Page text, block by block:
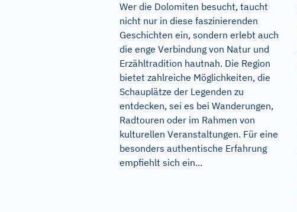
Wer die Dolomiten besucht, taucht
nicht nur in diese faszinierenden
Geschichten ein, sondern erlebt auch
die enge Verbindung von Natur und
Erzähltradition hautnah. Die Region
bietet zahlreiche Möglichkeiten, die
Schauplätze der Legenden zu
entdecken, sei es bei Wanderungen,
Radtouren oder im Rahmen von
kulturellen Veranstaltungen. Für eine
besonders authentische Erfahrung
empfiehlt sich ein...